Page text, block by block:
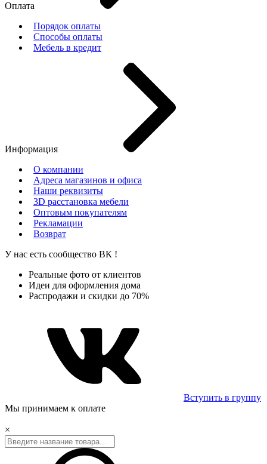
Оплата
Порядок оплаты
Способы оплаты
Мебель в кредит
Информация
О компании
Адреса магазинов и офиса
Наши реквизиты
3D расстановка мебели
Оптовым покупателям
Рекламации
Возврат
У нас есть сообщество ВК !
Реальные фото от клиентов
Идеи для оформления дома
Распродажи и скидки до 70%
Вступить в группу
Мы принимаем к оплате
×